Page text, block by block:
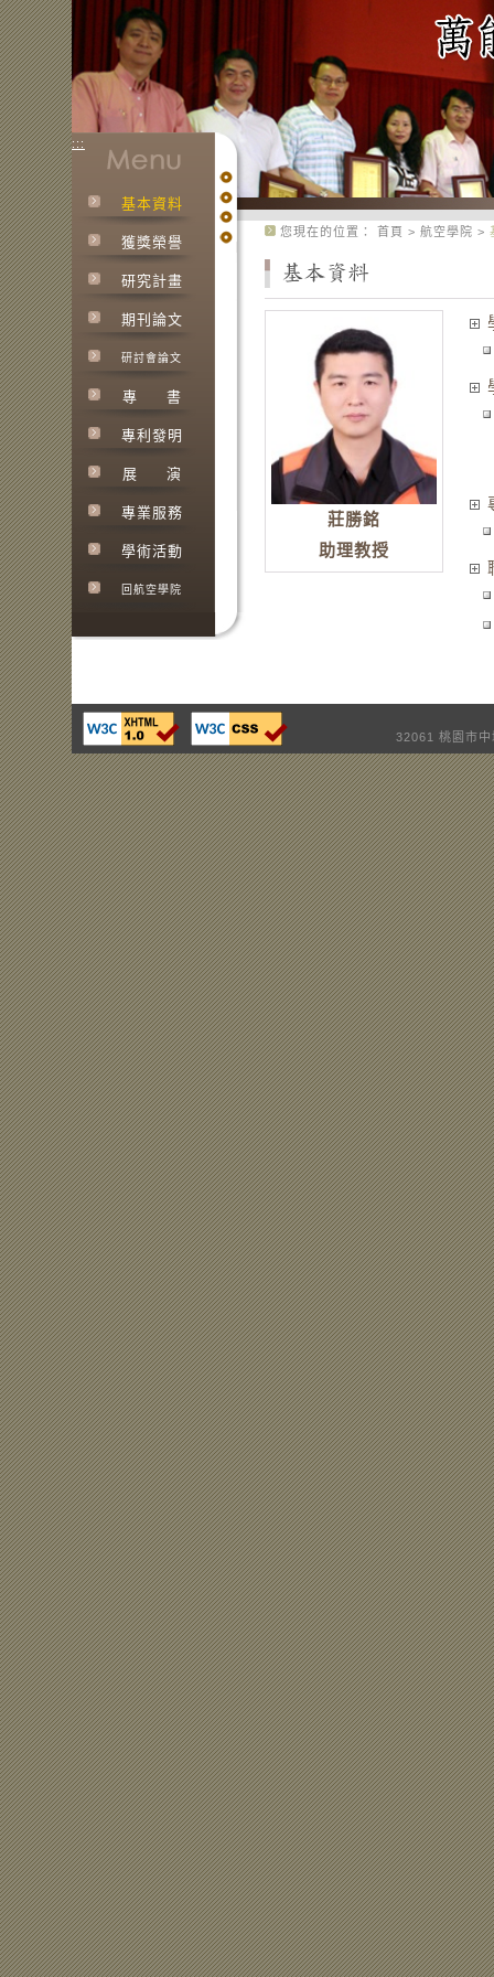
:::
基本資料
獲獎榮譽
研究計畫
期刊論文
研討會論文
專 書
專利發明
展 演
專業服務
學術活動
回航空學院
您現在的位置： 首頁 > 航空學院 >
莊勝銘
助理教授
32061 桃園市